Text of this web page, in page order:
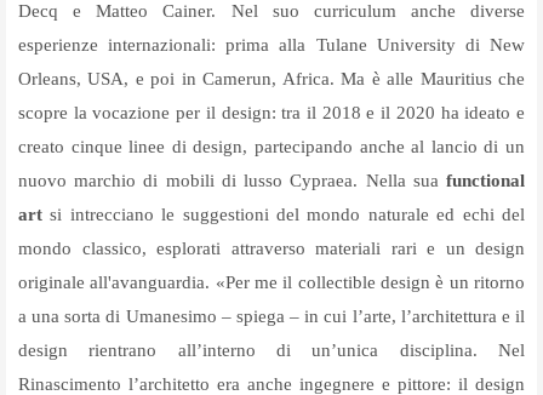
Decq e Matteo Cainer. Nel suo curriculum anche diverse
esperienze internazionali: prima alla Tulane University di New
Orleans, USA, e poi in Camerun, Africa. Ma è alle Mauritius che
scopre la vocazione per il design: tra il 2018 e il 2020 ha ideato e
creato cinque linee di design, partecipando anche al lancio di un
nuovo marchio di mobili di lusso Cypraea. Nella sua functional
art si intrecciano le suggestioni del mondo naturale ed echi del
mondo classico, esplorati attraverso materiali rari e un design
originale all'avanguardia. «Per me il collectible design è un ritorno
a una sorta di Umanesimo – spiega – in cui l’arte, l’architettura e il
design rientrano all’interno di un’unica disciplina. Nel
Rinascimento l’architetto era anche ingegnere e pittore: il design